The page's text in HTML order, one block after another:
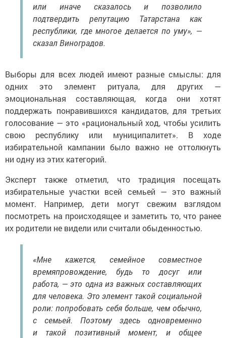
или иначе сказалось и позволило
подтвердить репутацию Татарстана как
республики, где многое делается по уму», —
сказал Виноградов.
Выборы для всех людей имеют разные смыслы: для
одних это элемент ритуала, для других —
эмоциональная составляющая, когда они хотят
поддержать понравившихся кандидатов, для третьих
голосование — это «рациональный ход, чтобы усилить
свою республику или муниципалитет». В ходе
избирательной кампании было важно не оттолкнуть
ни одну из этих категорий.
Эксперт также отметил, что традиция посещать
избирательные участки всей семьей — это важный
момент. Например, дети могут свежим взглядом
посмотреть на происходящее и заметить то, что ранее
их родители не видели или считали обыденностью.
«Мне кажется, семейное совместное
времяпровождение, будь то досуг или
работа, — это одна из важных составляющих
для человека. Это элемент такой социальной
роли: попробовать себя больше, чем обычно,
с семьей. Поэтому здесь одновременно
и такой позитивный момент, и общее